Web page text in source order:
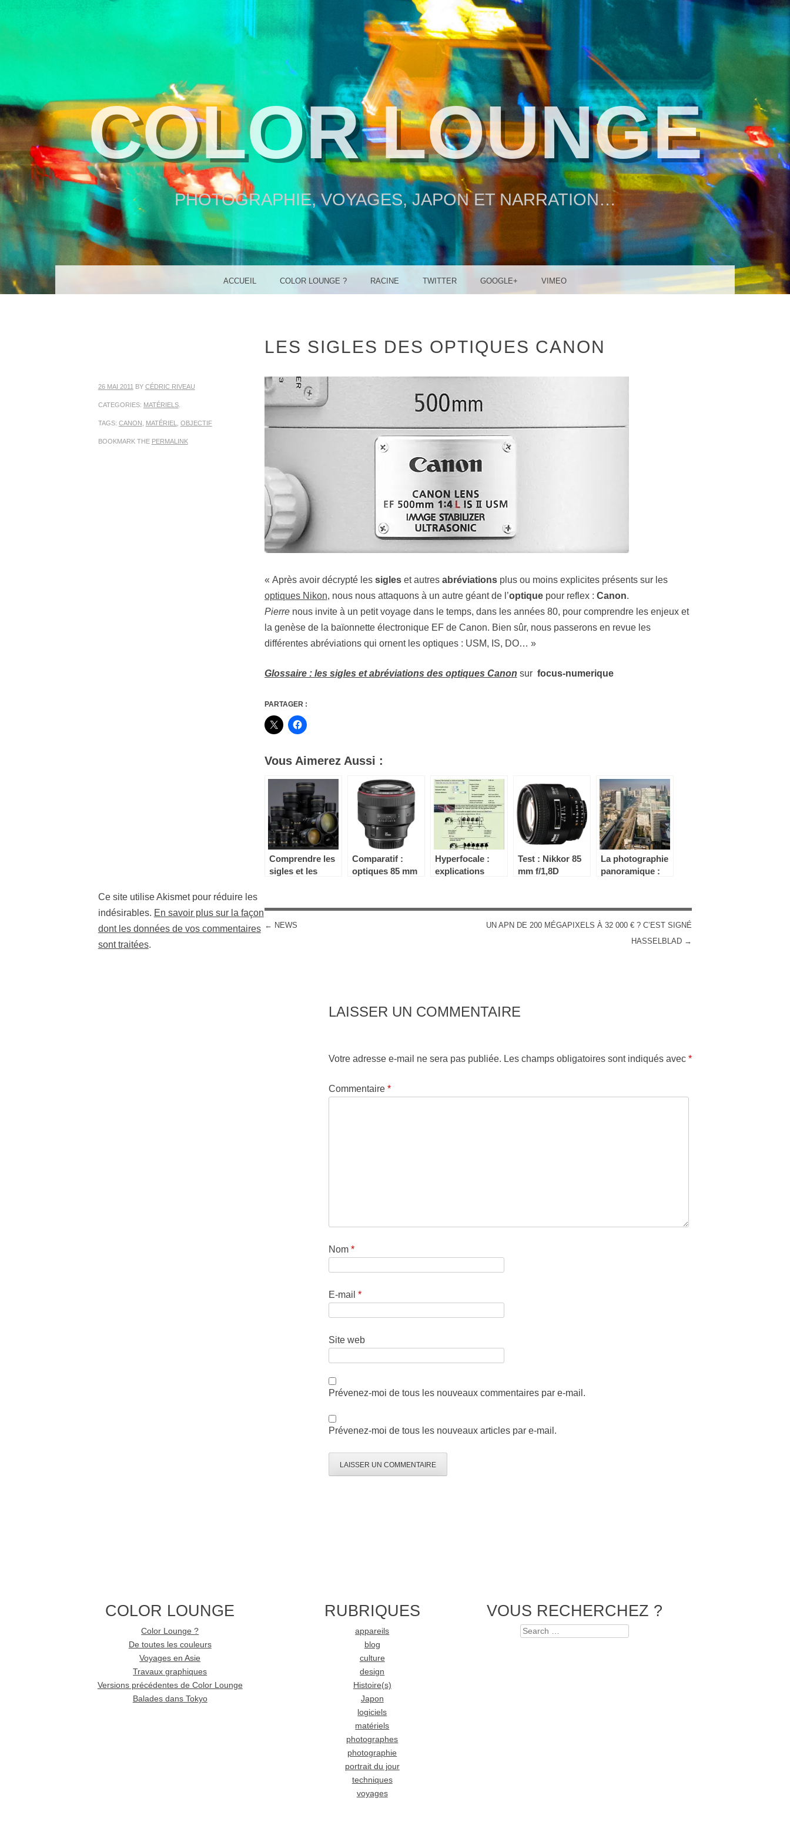
COLOR LOUNGE
PHOTOGRAPHIE, VOYAGES, JAPON ET NARRATION…
ACCUEIL COLOR LOUNGE ? RACINE TWITTER GOOGLE+ VIMEO
LES SIGLES DES OPTIQUES CANON
26 MAI 2011 BY CÉDRIC RIVEAU
CATEGORIES: MATÉRIELS.
TAGS: CANON MATÉRIEL OBJECTIF
BOOKMARK THE PERMALINK
« Après avoir décrypté les sigleset autres abréviationsplus ou moins explicites présents sur les
optiques Nikon, nous nous attaquons à un autre géant de l’optiquepour reflex : Canon.
Pierre nous invite à un petit voyage dans le temps, dans les années 80, pour comprendre les enjeux et
la genèse de la baïonnette électronique EF de Canon. Bien sûr, nous passerons en revue les
différentes abréviations qui ornent les optiques : USM, IS, DO… »
Glossaire : les sigles et abréviations des optiques Canon sur focus-numerique
PARTAGER :
Vous Aimerez Aussi :
Comprendre les
sigles et les
Comparatif :
optiques 85 mm
Hyperfocale :
explications
Test : Nikkor 85
mm f/1,8D
La photographie
panoramique :
POST NAVIGATION
← NEWS
UN APN DE 200 MÉGAPIXELS À 32 000 € ? C’EST SIGNÉ
HASSELBLAD →
LAISSER UN COMMENTAIRE
Votre adresse e-mail ne sera pas publiée. Les champs obligatoires sont indiqués avec*
Commentaire*
Nom*
E-mail*
Site web
Prévenez-moi de tous les nouveaux commentaires par e-mail.
Prévenez-moi de tous les nouveaux articles par e-mail.
Ce site utilise Akismet pour réduire les
indésirables. En savoir plus sur la façon
dont les données de vos commentaires
sont traitées.
COLOR LOUNGE
Color Lounge ?
De toutes les couleurs
Voyages en Asie
Travaux graphiques
Versions précédentes de Color Lounge
Balades dans Tokyo
RUBRIQUES
appareils
blog
culture
design
Histoire(s)
Japon
logiciels
matériels
photographes
photographie
portrait du jour
techniques
voyages
VOUS RECHERCHEZ ?
Search